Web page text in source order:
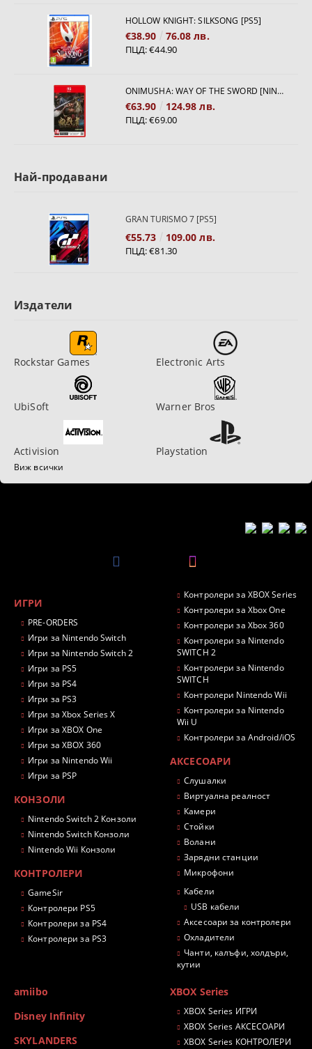
HOLLOW KNIGHT: SILKSONG [PS5]
€38.90 76.08 лв.
ПЦД:€44.90
ONIMUSHA: WAY OF THE SWORD [NINTENDO SWITCH 2]
€63.90 124.98 лв.
ПЦД:€69.00
Най-продавани
GRAN TURISMO 7 [PS5]
€55.73 109.00 лв.
ПЦД:€81.30
Издатели
Rockstar Games Electronic Arts
UbiSoft Warner Bros
Activision Playstation
Виж всички
ИГРИ
PRE-ORDERS
Игри за Nintendo Switch
Игри за Nintendo Switch 2
Игри за PS5
Игри за PS4
Игри за PS3
Игри за Xbox Series X
Игри за XBOX One
Игри за XBOX 360
Игри за Nintendo Wii
Игри за PSP
КОНЗОЛИ
Nintendo Switch 2 Конзоли
Nintendo Switch Конзоли
Nintendo Wii Конзоли
КОНТРОЛЕРИ
GameSir
Контролери PS5
Контролери за PS4
Контролери за PS3
Контролери за XBOX Series
Контролери за Xbox One
Контролери за Xbox 360
Контролери за Nintendo
SWITCH 2
Контролери за Nintendo
SWITCH
Контролери Nintendo Wii
Контролери за Nintendo
Wii U
Контролери за Android/iOS
АКСЕСОАРИ
Слушалки
Виртуална реалност
Камери
Стойки
Волани
Зарядни станции
Микрофони
Кабели
USB кабели
Аксесоари за контролери
Охладители
Чанти, калъфи, холдъри,
кутии
amiibo
Disney Infinity
SKYLANDERS
XBOX Series
XBOX Series ИГРИ
XBOX Series АКСЕСОАРИ
XBOX Series КОНТРОЛЕРИ